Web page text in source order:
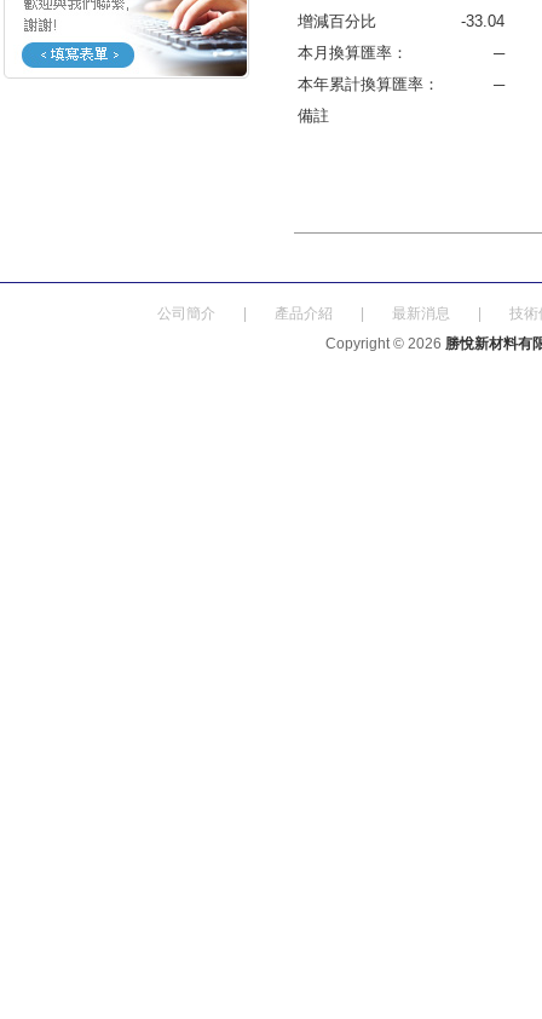
增減百分比
-33.04
本月換算匯率：
─
本年累計換算匯率：
─
備註
公司簡介 產品介紹 最新消息 |技術
Copyright © 2026 勝悅新材料有